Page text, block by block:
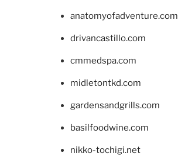
anatomyofadventure.com
drivancastillo.com
cmmedspa.com
midletontkd.com
gardensandgrills.com
basilfoodwine.com
nikko-tochigi.net